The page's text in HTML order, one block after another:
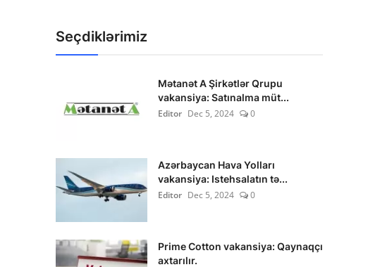
Seçdiklərimiz
Mətanət A Şirkətlər Qrupu
vakansiya: Satınalma müt...
Editor Dec 5, 2024 0
Azərbaycan Hava Yolları
vakansiya: Istehsalatın tə...
Editor Dec 5, 2024 0
Prime Cotton vakansiya: Qaynaqçı
axtarılır.